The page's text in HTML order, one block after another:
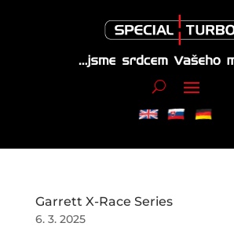
Garrett X-Race Series
6. 3. 2025